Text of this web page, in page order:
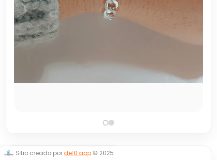
Sitio creado porde10.app © 2025